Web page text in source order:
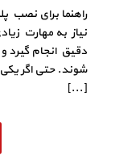
راهنما برای نصب
نیاز به مهارت
دقیق انجام گیرد و
شوند. حتی اگر
[...]